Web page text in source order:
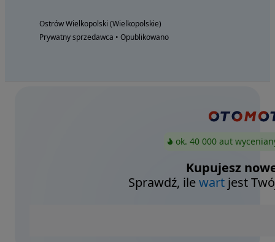
Ostrów Wielkopolski (Wielkopolskie)
Prywatny sprzedawca • Opublikowano
ok. 40 000 aut
Kupujesz
Sprawdź, ilewart jest